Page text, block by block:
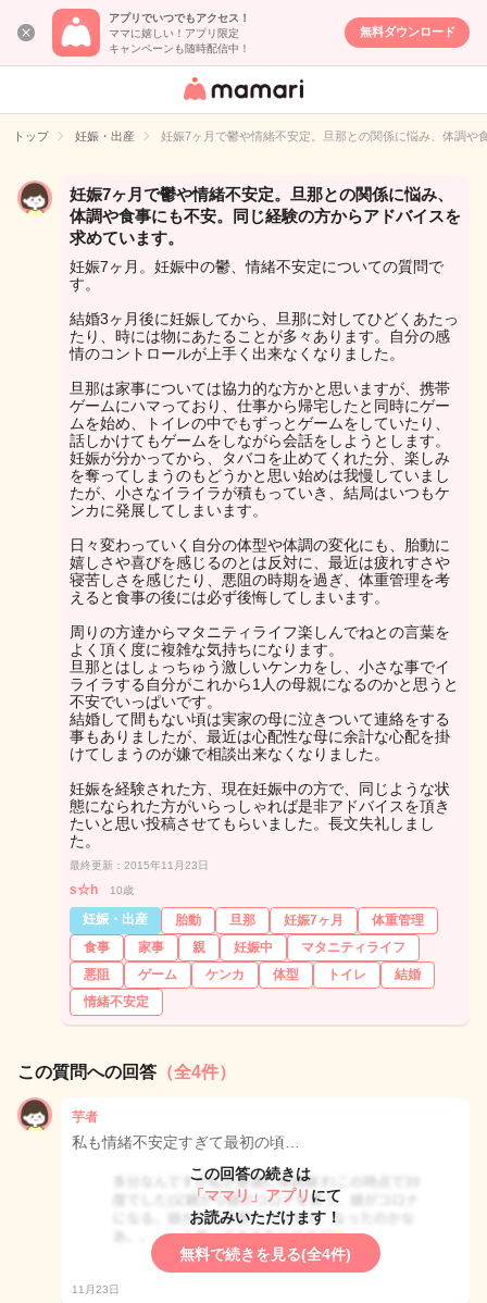
アプリでいつでもアクセス！
ママに嬉しい！アプリ限定
キャンペーンも随時配信中！
無料ダウンロード
女性専用匿名QA
イト
トップ 妊娠・出産 妊娠7ヶ月で鬱や情緒不安定。旦那との関係に悩み、体調
妊娠7ヶ月で鬱や情緒不安定。旦那との関係に悩み、
体調や食事にも不安。同じ経験の方からアドバイスを
求めています。
妊娠7ヶ月。妊娠中の鬱、情緒不安定についての質問で
す。
結婚3ヶ月後に妊娠してから、旦那に対してひどくあたっ
たり、時には物にあたることが多々あります。自分の感
情のコントロールが上手く出来なくなりました。
旦那は家事については協力的な方かと思いますが、携帯
ゲームにハマっており、仕事から帰宅したと同時にゲー
ムを始め、トイレの中でもずっとゲームをしていたり、
話しかけてもゲームをしながら会話をしようとします。
妊娠が分かってから、タバコを止めてくれた分、楽しみ
を奪ってしまうのもどうかと思い始めは我慢していまし
たが、小さなイライラが積もっていき、結局はいつもケ
ンカに発展してしまいます。
日々変わっていく自分の体型や体調の変化にも、胎動に
嬉しさや喜びを感じるのとは反対に、最近は疲れすさや
寝苦しさを感じたり、悪阻の時期を過ぎ、体重管理を考
えると食事の後には必ず後悔してしまいます。
周りの方達からマタニティライフ楽しんでねとの言葉を
よく頂く度に複雑な気持ちになります。
旦那とはしょっちゅう激しいケンカをし、小さな事でイ
ライラする自分がこれから1人の母親になるのかと思うと
不安でいっぱいです。
結婚して間もない頃は実家の母に泣きついて連絡をする
事もありましたが、最近は心配性な母に余計な心配を掛
けてしまうのが嫌で相談出来なくなりました。
妊娠を経験された方、現在妊娠中の方で、同じような状
態になられた方がいらっしゃれば是非アドバイスを頂き
たいと思い投稿させてもらいました。長文失礼しまし
た。
最終更新：2015年11月23日
s☆h 10歳
妊娠・出産 胎動 旦那 妊娠7ヶ月
体重管理
食事
家事 親 妊娠中
マタニティライフ
悪阻
ゲーム ケンカ 体型 トイレ
結婚
情緒不安定
この質問への回答 （全4件）
芋者
私も情緒不安定すぎて最初の頃…
この回答の続きは
「ママリ」アプリ にて
お読みいただけます！
無料で続きを見る(全4件)
11月23日